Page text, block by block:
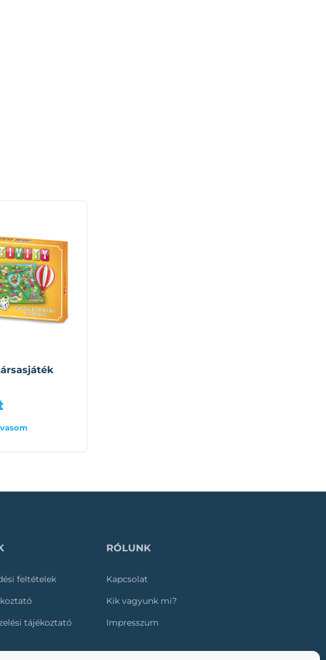
feltételek
tájékoztató
RÓLUNK
Kapcsolat
Kik vagyunk mi?
Impresszum